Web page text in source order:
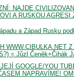
NAJDE
A RUSKOU AGRESI
a Západ Rusku
WWW.CIBULKA.NET
= Jůzl Čeněk+Čihák
GOOGLE/YOU
NAPRAVÍME!